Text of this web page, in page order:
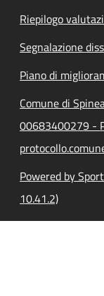
Riepilogo
Segnalazione
Piano di
Comune di
00683400279 -
Powered by
10.41.2)